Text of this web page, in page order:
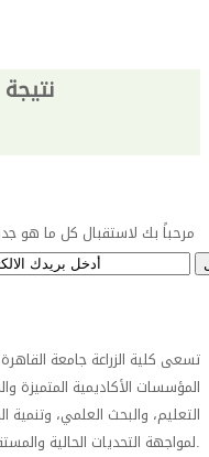
نتيجة
مرحباً بك لاستقبال كل ما هو
تسعى كلية الزراعة جامعة
المؤسسات الأكاديمية
التعليم، والبحث العلمي، وتنمية
لمواجهة التحديات الحالية.